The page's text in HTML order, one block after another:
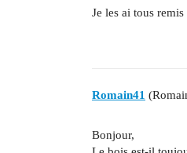
Je les ai tous
Romain41
Bonjour,